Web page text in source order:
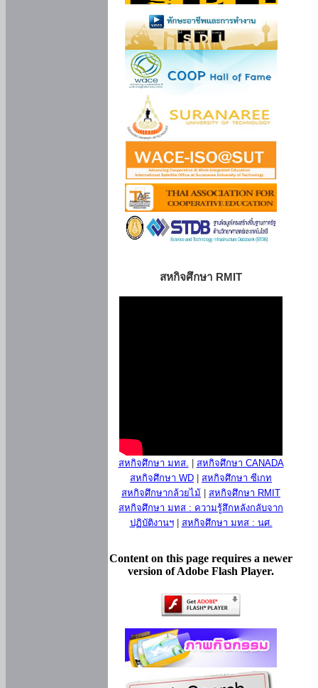
สหกิจศึกษา RMIT
สหกิจศึกษา มทส.
สหกิจศึกษา CANADA
สหกิจศึกษา WD
สหกิจศึกษา ซีเกท
สหกิจศึกษากล้วยไม้
สหกิจศึกษา RMIT
สหกิจศึกษา มทส : ความรู้สึกหลังกลับจาก
ปฏิบัติงานฯ| สหกิจศึกษา มทส : นศ.
Content on this page requires a newer
version of Adobe Flash Player.